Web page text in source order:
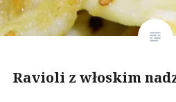
Ravioli z włoskim